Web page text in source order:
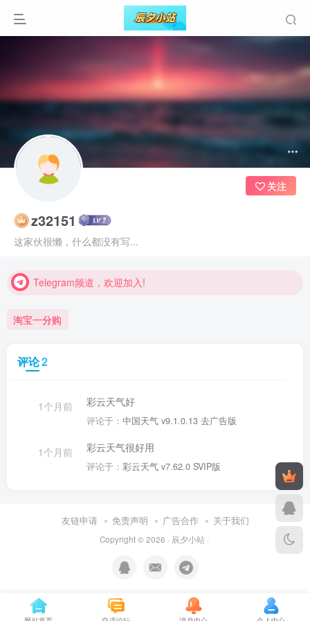
z32151
这家伙很懒，什么都没有写...
关注
Telegram频道，欢迎加入!
Telegram频道，欢迎加入!
淘宝一分购
评论2
1个月前 彩云天气好
评论于： 中国天气 v9.1.0.13 去广告版
1个月前 彩云天气很好用
评论于： 彩云天气 v7.62.0 SVIP版
友链申请 免责声明 广告合作 关于我们
Copyright © 2026 · 辰夕小站·